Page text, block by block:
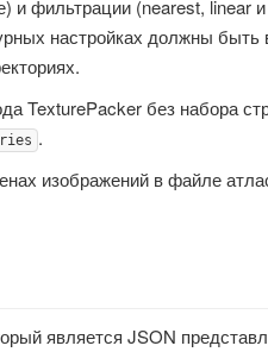
и фильтрации (nearest, linear
настройках должны быть
TexturePacker без набора
.
изображений в файле
является JSON